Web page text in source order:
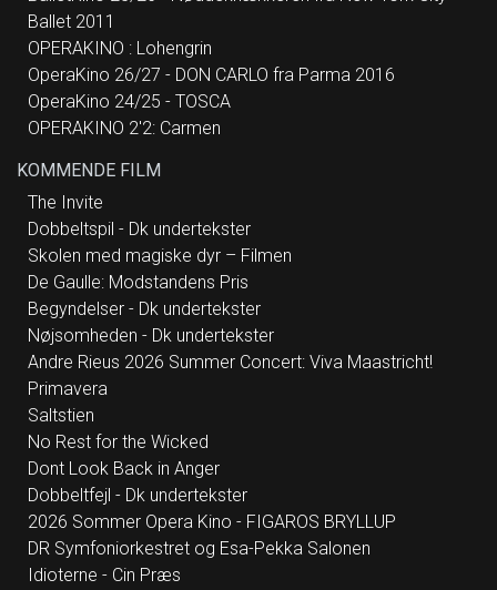
Ballet 2011
OPERAKINO : Lohengrin
OperaKino 26/27 - DON CARLO fra Parma 2016
OperaKino 24/25 - TOSCA
OPERAKINO 2'2: Carmen
KOMMENDE FILM
The Invite
Dobbeltspil - Dk undertekster
Skolen med magiske dyr – Filmen
De Gaulle: Modstandens Pris
Begyndelser - Dk undertekster
Nøjsomheden - Dk undertekster
Andre Rieus 2026 Summer Concert: Viva Maastricht!
Primavera
Saltstien
No Rest for the Wicked
Dont Look Back in Anger
Dobbeltfejl - Dk undertekster
2026 Sommer Opera Kino - FIGAROS BRYLLUP
DR Symfoniorkestret og Esa-Pekka Salonen
Idioterne - Cin Præs